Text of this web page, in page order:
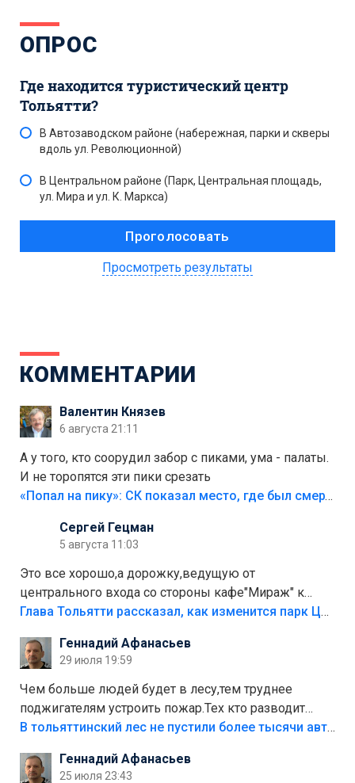
ОПРОС
Где находится туристический центр
Тольятти?
В Автозаводском районе (набережная, парки и скверы
вдоль ул. Революционной)
В Центральном районе (Парк, Центральная площадь,
ул. Мира и ул. К. Маркса)
Просмотреть результаты
КОММЕНТАРИИ
Валентин Князев
6 августа 21:11
А у того, кто соорудил забор с пиками, ума - палаты.
И не торопятся эти пики срезать
«Попал на пику»: СК показал место, где был смертельно травмирован ребенок в Тольятти
Сергей Гецман
5 августа 11:03
Это все хорошо,а дорожку,ведущую от
центрального входа со стороны кафе"Мираж" к
аттракционам слабо доделать?А то бордюры
лежала в парке и испортилась.Да еще,видимо,часть
украли.
Глава Тольятти рассказал, как изменится парк Центрального района
Геннадий Афанасьев
29 июля 19:59
Чем больше людей будет в лесу,тем труднее
поджигателям устроить пожар.Тех кто разводит
костры,тех надо безбожно штрафовать.Камер полно
Штрафы мизерные.
В тольяттинский лес не пустили более тысячи автомобилей
Геннадий Афанасьев
25 июля 23:43